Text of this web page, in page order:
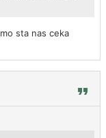
sta nas ceka